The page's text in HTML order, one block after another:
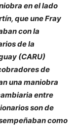
en el lado
que une Fray
con la
de la
(CARU)
de
una maniobra
entre
son de
como